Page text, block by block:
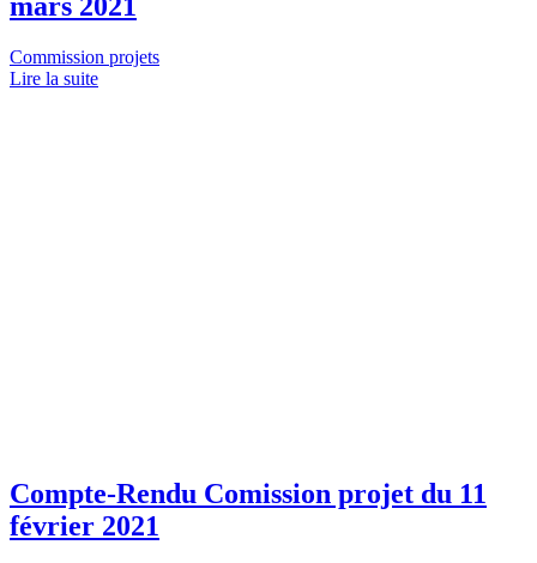
mars 2021
Commission projets
Lire la suite
Compte-Rendu Comission projet du 11
février 2021